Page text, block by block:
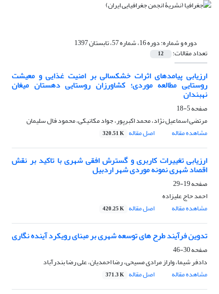
دوره و شماره:دوره 16، شماره 57، تابستان 1397
تعداد مقالات: 12
ارزیابی پیامدهای اثرات خشکسالی بر امنیت غذایی و معیشت
روستایی مطالعه موردی؛ کشاورزان روستایی دهستان میغان
نهبندان
صفحه5-18
مرتضی اسماعیل نژاد، محمد اکبرپور، جواد مکانیکی، محمود فال سلیمان
مشاهده مقاله
اصل مقاله 320.51 K
ارزیابی تغییرات کاربری و گسترش افقی شهری با تاکید بر نقش
اقصاد شهری نمونه موردی شهر اردبیل
صفحه19-29
احمد حاج علیزاده
مشاهده مقاله
اصل مقاله 420.25 K
تدوین فرآیند طرح های توسعه شهری بر مبنای رویکرد آینده نگاری
صفحه30-46
دادفر شیما، واراز مرادی مسیحی، رضا احمدیان، علی رضا بندرآباد
مشاهده مقاله
اصل مقاله 371.3 K